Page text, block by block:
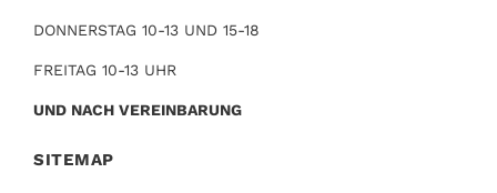
DONNERSTAG 10-13 UND 15-18
FREITAG 10-13 UHR
UND NACH VEREINBARUNG
SITEMAP